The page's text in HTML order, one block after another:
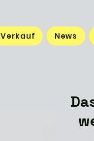
Verkauf News